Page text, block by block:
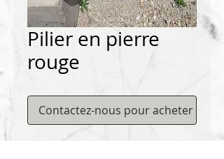
Pilier en pierre
rouge
Contactez-nous pour acheter